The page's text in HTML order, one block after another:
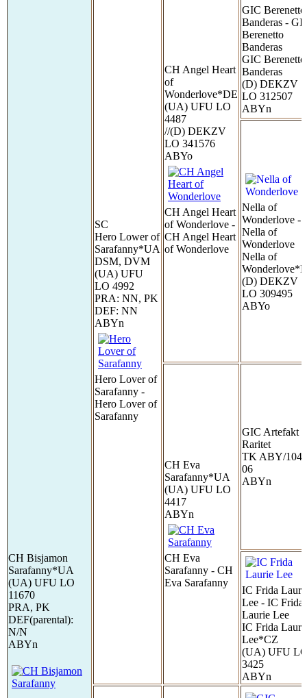
CH Bisjamon
Sarafanny*UA
(UA) UFU LO
11670
PRA, PK
DEF(parental):
N/N
ABYn
SC
Hero Lower of
Sarafanny*UA
DSM, DVM
(UA) UFU
LO 4992
PRA: NN, PK
DEF: NN
ABYn
Hero Lover of
Sarafanny -
Hero Lover of
Sarafanny
CH Angel Heart
of
Wonderlove*DE
(UA) UFU LO
4487
//(D) DEKZV
LO 341576
ABYo
CH Angel Heart
of Wonderlove -
CH Angel Heart
of Wonderlove
GIC Berenetto
Banderas -
Berenetto
Banderas
GIC Berenetto
Banderas
(D) DEKZV
LO 312507
ABYn
Nella of
Wonderlove -
Nella of
Wonderlove
Nella of
(D) DEKZV
LO 309495
ABYo
CH Eva
Sarafanny*UA
(UA) UFU LO
4417
ABYn
CH Eva
Sarafanny - CH
Eva Sarafanny
GIC Artefakt
Raritet
TK ABY/
06
ABYn
IC Frida
Lee - IC Frida
Laurie Lee
IC Frida
Lee*CZ
(UA) UFU
3425
ABYn